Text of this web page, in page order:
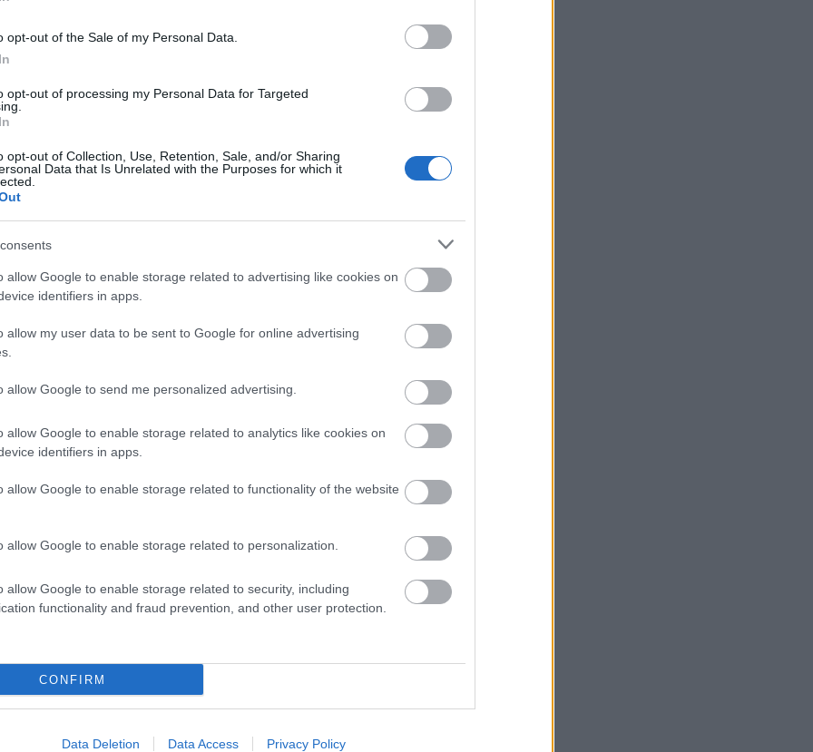
opt-out of the Sale of my Personal Data.
opt-out of processing my Personal Data for Targeted
opt-out of Collection, Use, Retention, Sale, and/or Sharing
Data that Is Unrelated with the Purposes for which it
allow Google to enable storage related to advertising like cookies on
identifiers in apps.
allow my user data to be sent to Google for online advertising
allow Google to send me personalized advertising.
allow Google to enable storage related to analytics like cookies on
identifiers in apps.
allow Google to enable storage related to functionality of the website
allow Google to enable storage related to personalization.
allow Google to enable storage related to security, including
functionality and fraud prevention, and other user protection.
CONFIRM
Data Deletion Data Access Privacy Policy
élőket képviselő
megbízottat is idézték, aki arra hívta fel a
élőket képviselő szervezetek, ezért
döntése értelmében évről évre emelkedik
támogatása, amely kiszámítható és
annak biztosítása, hogy a
élhessenek és ehhez a jövőhöz kíván a
támogatást megadni"
albizottságának elnökét, aki szerint a kormány
képviselő szervezetekkel Európában és a
a hallássérültek részesei lehetnek a társadalmi
hallássérülteket alkalmazó munkahelyek és
a képviselőt idézve.
arra, hogy a jelnyelv mindenkié" - zárult
közleménye.